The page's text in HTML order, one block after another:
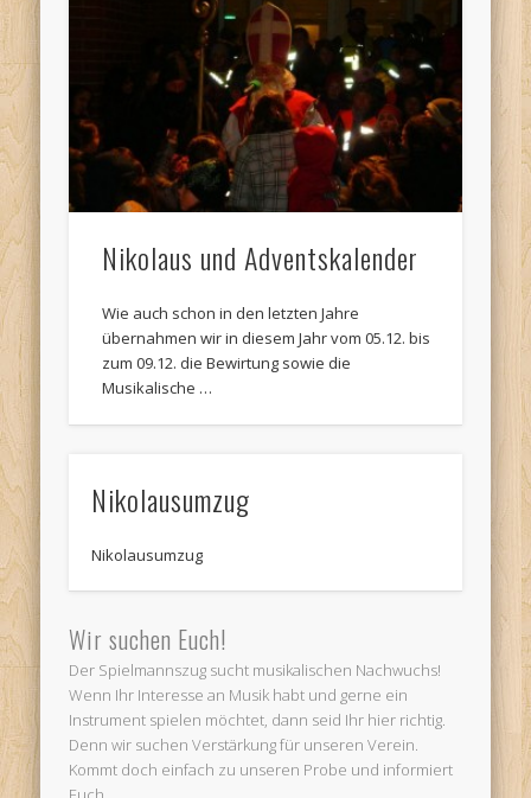
Nikolaus und Adventskalender
Wie auch schon in den letzten Jahre
übernahmen wir in diesem Jahr vom 05.12. bis
zum 09.12. die Bewirtung sowie die
Musikalische …
Nikolausumzug
Nikolausumzug
Wir suchen Euch!
Der Spielmannszug sucht musikalischen Nachwuchs!
Wenn Ihr Interesse an Musik habt und gerne ein
Instrument spielen möchtet, dann seid Ihr hier richtig.
Denn wir suchen Verstärkung für unseren Verein.
Kommt doch einfach zu unseren Probe und informiert